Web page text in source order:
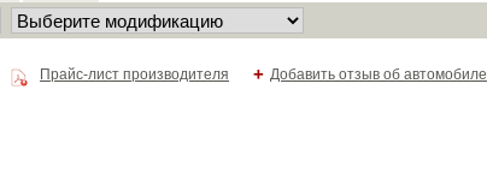
+ Добавить отзыв об автомобиле
Прайс-лист производителя